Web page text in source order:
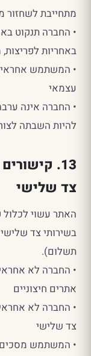
מתחייבת לשחזור
• החברה תנקוט
באחריות
• המשתמש אחראי
עצמאי
להיות השבתה
13.
צד שלישי
האתר עשוי לכלול
תשלום).
• החברה לא
אתרים חיצוניים
• החברה לא
צד שלישי
• המשתמש מסכים